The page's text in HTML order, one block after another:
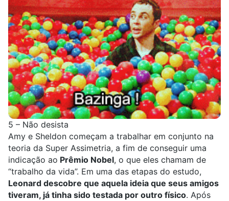
5 – Não desista
Amy e Sheldon começam a trabalhar em conjunto na
teoria da Super Assimetria, a fim de conseguir uma
indicação ao Prêmio Nobel, o que eles chamam de
“trabalho da vida”. Em uma das etapas do estudo,
Leonard descobre que aquela ideia que seus amigos
tiveram, já tinha sido testada por outro físico. Após